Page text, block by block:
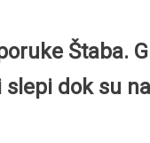
Štaba.
dok su